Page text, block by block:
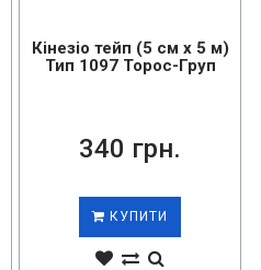
Кінезіо тейп (5 см х 5 м)
Тип 1097 Торос-Груп
340 грн.
КУПИТИ